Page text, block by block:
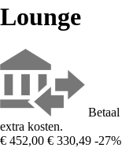
Lounge
extra kosten.
€ 452,00 € 330,49 -27%